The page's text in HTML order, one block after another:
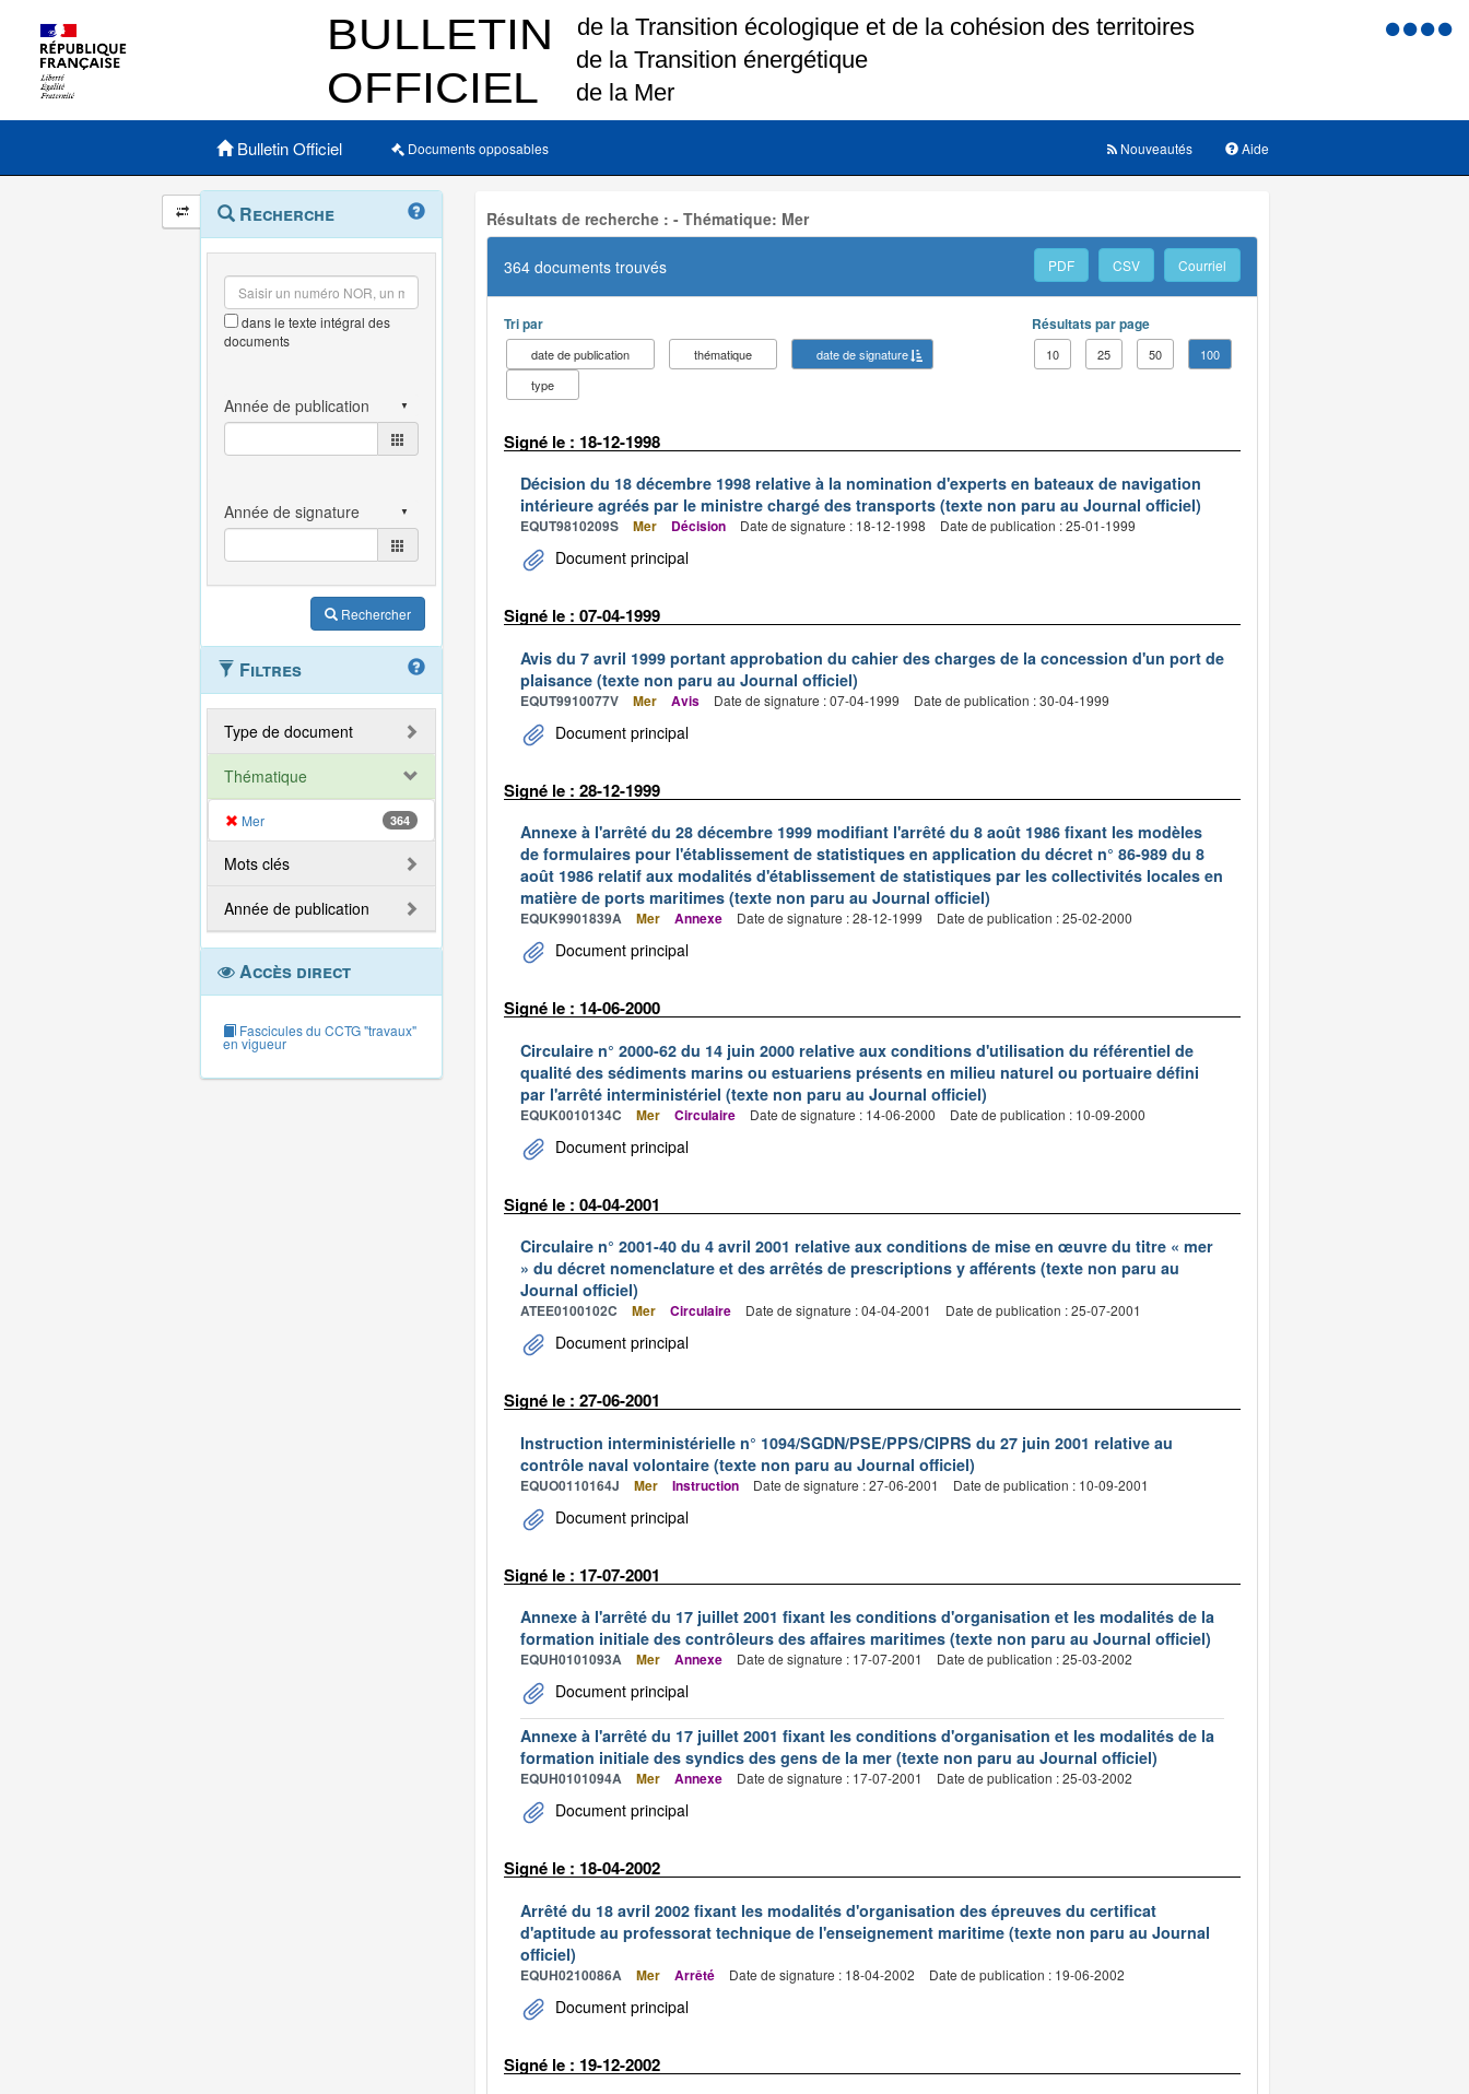
Menu
Menu principal
Bulletin Officiel Documents opposables Aide
Nouveautés
Navigation
et
outils
annexes
Menu
contextuel
Recherche
dans le texte intégral des
documents
Rechercher
Filtres
Type de document
Thématique
Mer 364
Mots clés
Année de publication
Accès direct
Fascicules du CCTG "travaux"
en vigueur
Résultats de recherche : - Thématique: Mer
364 documents trouvés PDF CSV Courriel
Tri par
date de publication thématique
date de signature
type
Résultats par page
10 25 50 100
Signé le : 18-12-1998
Décision du 18 décembre 1998 relative à la nomination d'experts en bateaux de navigation
intérieure agréés par le ministre chargé des transports (texte non paru au Journal officiel)
EQUT9810209S Mer Décision Date de signature : 18-12-1998 Date de publication : 25-01-1999
Document principal
Signé le : 07-04-1999
Avis du 7 avril 1999 portant approbation du cahier des charges de la concession d'un port de
plaisance (texte non paru au Journal officiel)
EQUT9910077V Mer Avis Date de signature : 07-04-1999 Date de publication : 30-04-1999
Document principal
Signé le : 28-12-1999
Annexe à l'arrêté du 28 décembre 1999 modifiant l'arrêté du 8 août 1986 fixant les modèles
de formulaires pour l'établissement de statistiques en application du décret n° 86-989 du 8
août 1986 relatif aux modalités d'établissement de statistiques par les collectivités locales en
matière de ports maritimes (texte non paru au Journal officiel)
EQUK9901839A Mer Annexe Date de signature : 28-12-1999 Date de publication : 25-02-2000
Document principal
Signé le : 14-06-2000
Circulaire n° 2000-62 du 14 juin 2000 relative aux conditions d'utilisation du référentiel de
qualité des sédiments marins ou estuariens présents en milieu naturel ou portuaire défini
par l'arrêté interministériel (texte non paru au Journal officiel)
EQUK0010134C Mer Circulaire Date de signature : 14-06-2000 Date de publication : 10-09-2000
Document principal
Signé le : 04-04-2001
Circulaire n° 2001-40 du 4 avril 2001 relative aux conditions de mise en œuvre du titre « mer
» du décret nomenclature et des arrêtés de prescriptions y afférents (texte non paru au
Journal officiel)
ATEE0100102C Mer Circulaire Date de signature : 04-04-2001 Date de publication : 25-07-2001
Document principal
Signé le : 27-06-2001
Instruction interministérielle n° 1094/SGDN/PSE/PPS/CIPRS du 27 juin 2001 relative au
contrôle naval volontaire (texte non paru au Journal officiel)
EQUO0110164J Mer Instruction Date de signature : 27-06-2001 Date de publication : 10-09-2001
Document principal
Signé le : 17-07-2001
Annexe à l'arrêté du 17 juillet 2001 fixant les conditions d'organisation et les modalités de la
formation initiale des contrôleurs des affaires maritimes (texte non paru au Journal officiel)
EQUH0101093A Mer Annexe Date de signature : 17-07-2001 Date de publication : 25-03-2002
Document principal
Annexe à l'arrêté du 17 juillet 2001 fixant les conditions d'organisation et les modalités de la
formation initiale des syndics des gens de la mer (texte non paru au Journal officiel)
EQUH0101094A Mer Annexe Date de signature : 17-07-2001 Date de publication : 25-03-2002
Document principal
Signé le : 18-04-2002
Arrêté du 18 avril 2002 fixant les modalités d'organisation des épreuves du certificat
d'aptitude au professorat technique de l'enseignement maritime (texte non paru au Journal
officiel)
EQUH0210086A Mer Arrêté Date de signature : 18-04-2002 Date de publication : 19-06-2002
Document principal
Signé le : 19-12-2002